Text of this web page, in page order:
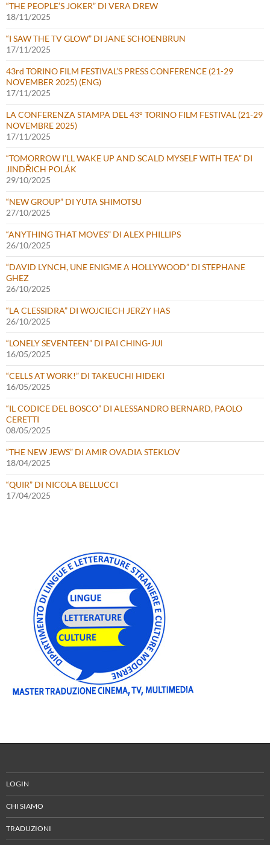
“THE PEOPLE’S JOKER” DI VERA DREW
18/11/2025
“I SAW THE TV GLOW” DI JANE SCHOENBRUN
17/11/2025
43rd TORINO FILM FESTIVAL’S PRESS CONFERENCE (21-29
NOVEMBER 2025) (ENG)
17/11/2025
LA CONFERENZA STAMPA DEL 43° TORINO FILM FESTIVAL (21-29
NOVEMBRE 2025)
17/11/2025
“TOMORROW I’LL WAKE UP AND SCALD MYSELF WITH TEA” DI
JINDŘICH POLÁK
29/10/2025
“NEW GROUP” DI YUTA SHIMOTSU
27/10/2025
“ANYTHING THAT MOVES” DI ALEX PHILLIPS
26/10/2025
“DAVID LYNCH, UNE ENIGME A HOLLYWOOD” DI STEPHANE
GHEZ
26/10/2025
“LA CLESSIDRA” DI WOJCIECH JERZY HAS
26/10/2025
“LONELY SEVENTEEN” DI PAI CHING-JUI
16/05/2025
“CELLS AT WORK!” DI TAKEUCHI HIDEKI
16/05/2025
“IL CODICE DEL BOSCO” DI ALESSANDRO BERNARD, PAOLO
CERETTI
08/05/2025
“THE NEW JEWS” DI AMIR OVADIA STEKLOV
18/04/2025
“QUIR” DI NICOLA BELLUCCI
17/04/2025
LOGIN
CHI SIAMO
TRADUZIONI